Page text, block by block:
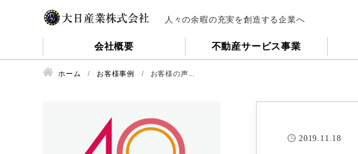
人々の余暇の充実を創造する企業へ
会社概要 不動産サービス事業
ホーム お客様事例 お客様の声...
2019.11.18